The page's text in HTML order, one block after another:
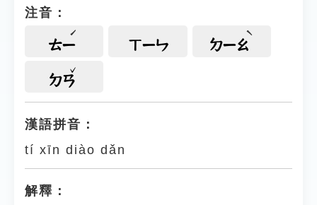
注音：
ㄊㄧ ㄒㄧㄣ ㄉㄧㄠ
ㄉㄢ
漢語拼音：
tí xīn diào dǎn
解釋：